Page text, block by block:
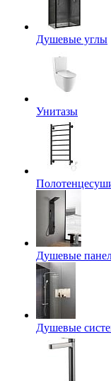
Душевые углы
Унитазы
Душевые
Душевые